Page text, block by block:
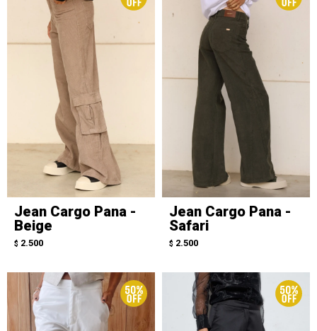
Jean Cargo Pana -
Beige
$ 2.500
Jean Cargo Pana -
Safari
$ 2.500